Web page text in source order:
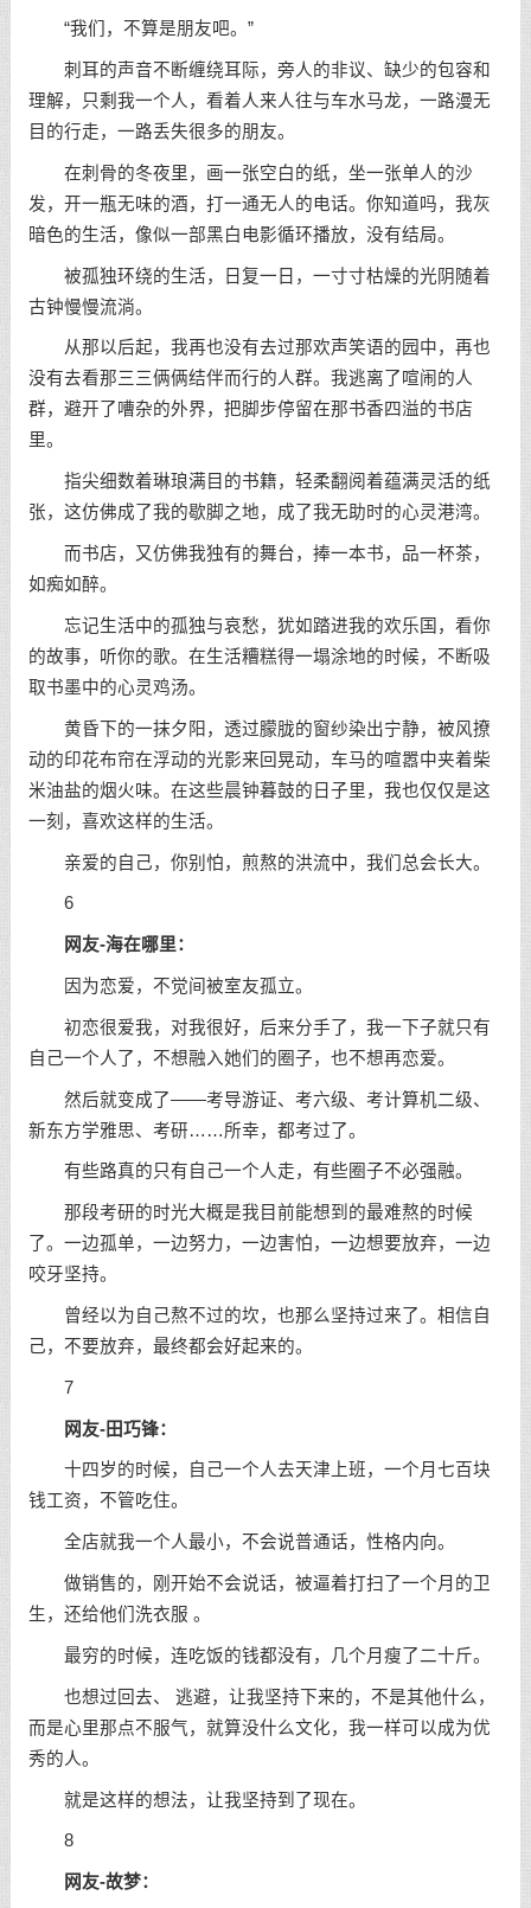
“我们，不算是朋友吧。”
刺耳的声音不断缠绕耳际，旁人的非议、缺少的包容和
理解，只剩我一个人，看着人来人往与车水马龙，一路漫无
目的行走，一路丢失很多的朋友。
在刺骨的冬夜里，画一张空白的纸，坐一张单人的沙
发，开一瓶无味的酒，打一通无人的电话。你知道吗，我灰
暗色的生活，像似一部黑白电影循环播放，没有结局。
被孤独环绕的生活，日复一日，一寸寸枯燥的光阴随着
古钟慢慢流淌。
从那以后起，我再也没有去过那欢声笑语的园中，再也
没有去看那三三俩俩结伴而行的人群。我逃离了喧闹的人
群，避开了嘈杂的外界，把脚步停留在那书香四溢的书店
里。
指尖细数着琳琅满目的书籍，轻柔翻阅着蕴满灵活的纸
张，这仿佛成了我的歇脚之地，成了我无助时的心灵港湾。
而书店，又仿佛我独有的舞台，捧一本书，品一杯茶，
如痴如醉。
忘记生活中的孤独与哀愁，犹如踏进我的欢乐国，看你
的故事，听你的歌。在生活糟糕得一塌涂地的时候，不断吸
取书墨中的心灵鸡汤。
黄昏下的一抹夕阳，透过朦胧的窗纱染出宁静，被风撩
动的印花布帘在浮动的光影来回晃动，车马的喧嚣中夹着柴
米油盐的烟火味。在这些晨钟暮鼓的日子里，我也仅仅是这
一刻，喜欢这样的生活。
亲爱的自己，你别怕，煎熬的洪流中，我们总会长大。
6
网友-海在哪里：
因为恋爱，不觉间被室友孤立。
初恋很爱我，对我很好，后来分手了，我一下子就只有
自己一个人了，不想融入她们的圈子，也不想再恋爱。
然后就变成了——考导游证、考六级、考计算机二级、
新东方学雅思、考研……所幸，都考过了。
有些路真的只有自己一个人走，有些圈子不必强融。
那段考研的时光大概是我目前能想到的最难熬的时候
了。一边孤单，一边努力，一边害怕，一边想要放弃，一边
咬牙坚持。
曾经以为自己熬不过的坎，也那么坚持过来了。相信自
己，不要放弃，最终都会好起来的。
7
网友-田巧锋：
十四岁的时候，自己一个人去天津上班，一个月七百块
钱工资，不管吃住。
全店就我一个人最小，不会说普通话，性格内向。
做销售的，刚开始不会说话，被逼着打扫了一个月的卫
生，还给他们洗衣服 。
最穷的时候，连吃饭的钱都没有，几个月瘦了二十斤。
也想过回去、 逃避，让我坚持下来的，不是其他什么，
而是心里那点不服气，就算没什么文化，我一样可以成为优
秀的人。
就是这样的想法，让我坚持到了现在。
8
网友-故梦：